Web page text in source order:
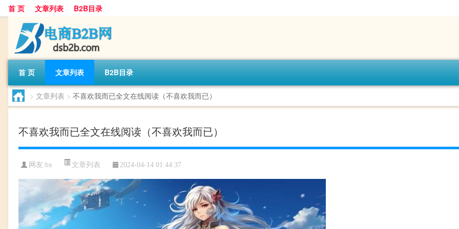
首 页 文章列表 B2B目录
首 页 文章列表 B2B目录
> 文章列表 > 不喜欢我而已全文在线阅读（不喜欢我而已）
不喜欢我而已全文在线阅读（不喜欢我而已）
网友:bx 文章列表 2024-04-14 01:44:37